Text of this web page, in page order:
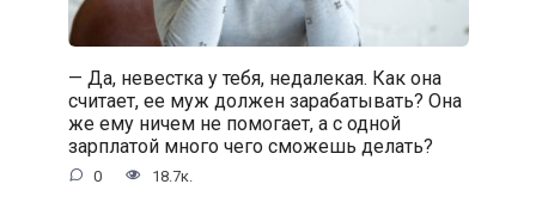
— Да, невестка у тебя, недалекая. Как она
считает, ее муж должен зарабатывать? Она
же ему ничем не помогает, а с одной
зарплатой много чего сможешь делать?
0 18.7к.